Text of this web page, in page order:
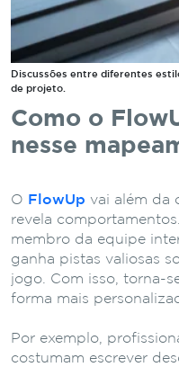
Discussões entre diferentes
de projeto.
Como o
nesse
O FlowUp vai além da
revela
membro da equipe
ganha pistas valiosas
jogo. Com isso, torna-
forma mais
Por exemplo,
costumam escrever